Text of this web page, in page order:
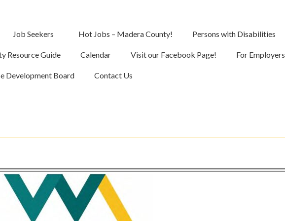
Job Seekers Hot Jobs – Madera County! Persons with Disabilities
Resource Guide Calendar Visit our Facebook Page! For Employers
Development Board Contact Us